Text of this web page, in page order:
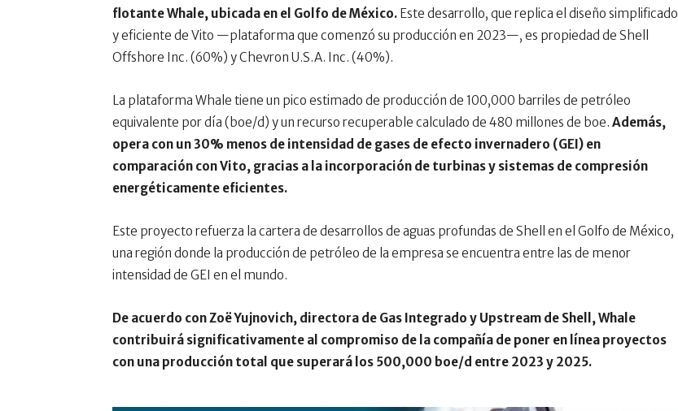
flotante Whale, ubicada en el Golfo de México. Este desarrollo, que replica el diseño simplificado
y eficiente de Vito —plataforma que comenzó su producción en 2023—, es propiedad de Shell
Offshore Inc. (60%) y Chevron U.S.A. Inc. (40%).
La plataforma Whale tiene un pico estimado de producción de 100,000 barriles de petróleo
equivalente por día (boe/d) y un recurso recuperable calculado de 480 millones de boe. Además,
opera con un 30% menos de intensidad de gases de efecto invernadero (GEI) en
comparación con Vito, gracias a la incorporación de turbinas y sistemas de compresión
energéticamente eficientes.
Este proyecto refuerza la cartera de desarrollos de aguas profundas de Shell en el Golfo de México,
una región donde la producción de petróleo de la empresa se encuentra entre las de menor
intensidad de GEI en el mundo.
De acuerdo con Zoë Yujnovich, directora de Gas Integrado y Upstream de Shell, Whale
contribuirá significativamente al compromiso de la compañía de poner en línea proyectos
con una producción total que superará los 500,000 boe/d entre 2023 y 2025.